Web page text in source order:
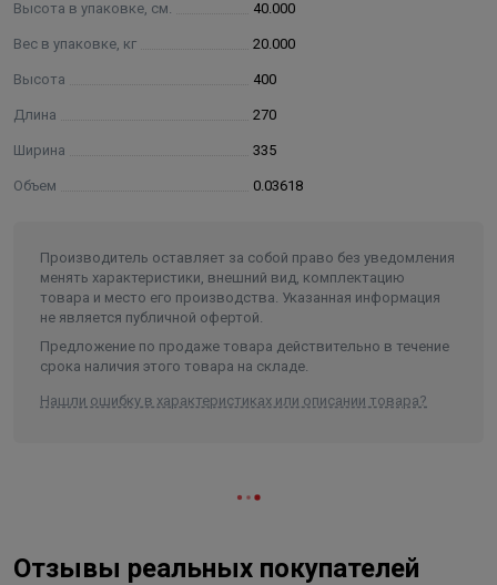
уплотнительная прокладка — 2 шт,
прижимной фланец — 1 шт,
Высота в упаковке, см. 40.000
Вес в упаковке, кг 20.000
Высота 400
Длина 270
Ширина 335
Объем 0.03618
Производитель оставляет за собой право без уведомления
менять характеристики, внешний вид, комплектацию
товара и место его производства. Указанная информация
не является публичной офертой.
Предложение по продаже товара действительно в течение
срока наличия этого товара на складе.
Нашли ошибку в характеристиках или описании товара?
Отзывы реальных покупателей